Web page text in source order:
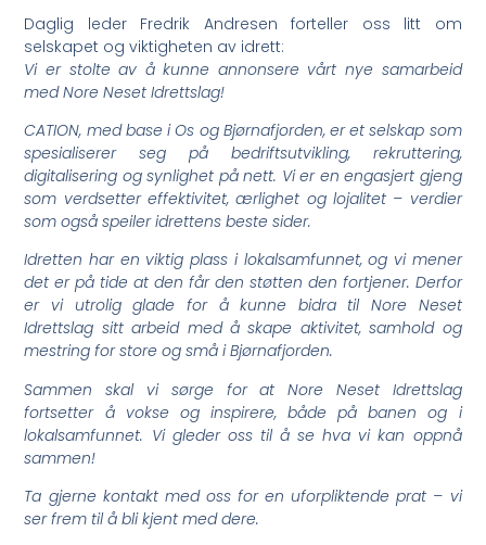
Daglig leder Fredrik Andresen forteller oss litt om
selskapet og viktigheten av idrett:
Vi er stolte av å kunne annonsere vårt nye samarbeid
med Nore Neset Idrettslag!
CATION, med base i Os og Bjørnafjorden, er et selskap som
spesialiserer seg på bedriftsutvikling, rekruttering,
digitalisering og synlighet på nett. Vi er en engasjert gjeng
som verdsetter effektivitet, ærlighet og lojalitet – verdier
som også speiler idrettens beste sider.
Idretten har en viktig plass i lokalsamfunnet, og vi mener
det er på tide at den får den støtten den fortjener. Derfor
er vi utrolig glade for å kunne bidra til Nore Neset
Idrettslag sitt arbeid med å skape aktivitet, samhold og
mestring for store og små i Bjørnafjorden.
Sammen skal vi sørge for at Nore Neset Idrettslag
fortsetter å vokse og inspirere, både på banen og i
lokalsamfunnet. Vi gleder oss til å se hva vi kan oppnå
sammen!
Ta gjerne kontakt med oss for en uforpliktende prat – vi
ser frem til å bli kjent med dere.